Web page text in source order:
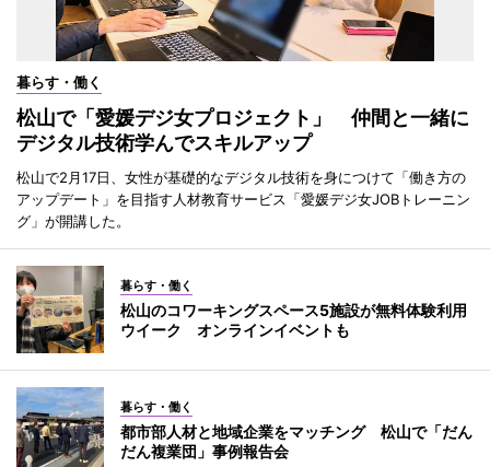
暮らす・働く
松山で「愛媛デジ女プロジェクト」 仲間と一緒に
デジタル技術学んでスキルアップ
松山で2月17日、女性が基礎的なデジタル技術を身につけて「働き方の
アップデート」を目指す人材教育サービス「愛媛デジ女JOBトレーニン
グ」が開講した。
暮らす・働く
松山のコワーキングスペース5施設が無料体験利用
ウイーク オンラインイベントも
暮らす・働く
都市部人材と地域企業をマッチング 松山で「だん
だん複業団」事例報告会